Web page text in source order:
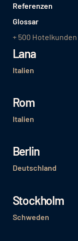
Referenzen
Glossar
+ 500 Hotelkunden
Lana
Italien
Rom
Italien
Berlin
Deutschland
Stockholm
Schweden